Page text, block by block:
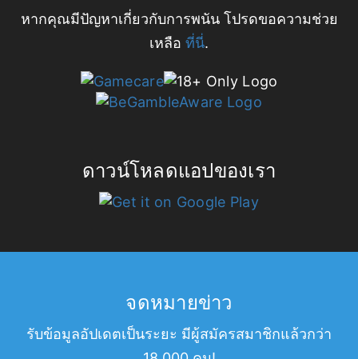
หากคุณมีปัญหาเกี่ยวกับการพนัน โปรดขอความช่วย
เหลือ ที่นี่.
ดาวน์โหลดแอปของเรา
จดหมายข่าว
รับข้อมูลอัปเดตเป็นระยะ มีผู้สมัครสมาชิกแล้วกว่า